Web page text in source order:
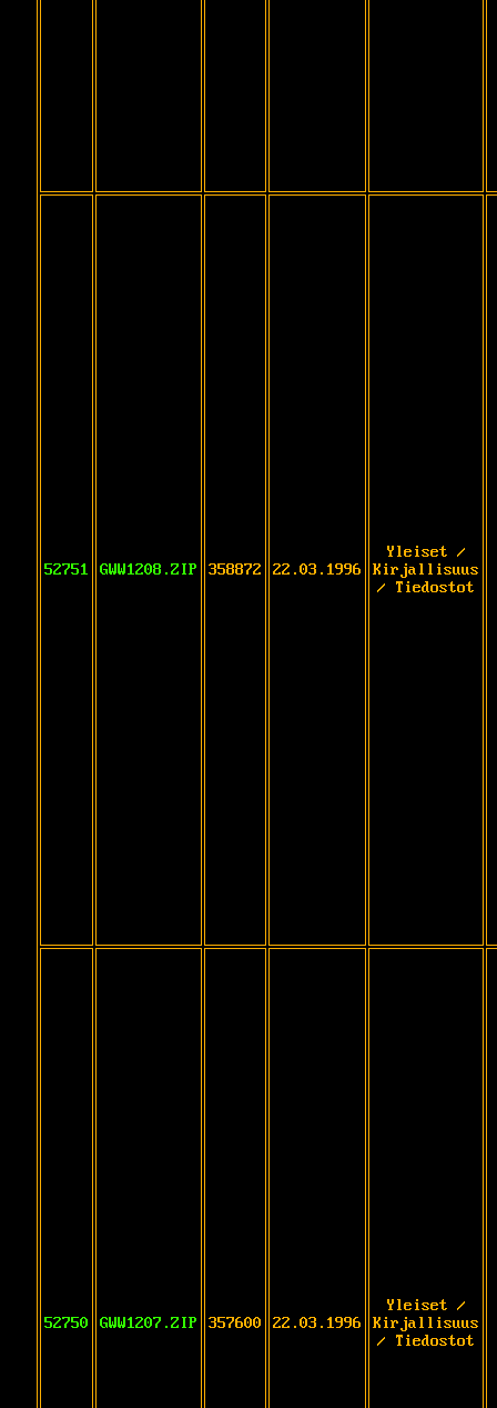
52751 GWW1208.ZIP 358872 22.03.1996
Yleiset /
Kirjallisuus
/ Tiedostot
52750 GWW1207.ZIP 357600 22.03.1996
Yleiset /
Kirjallisuus
/ Tiedostot